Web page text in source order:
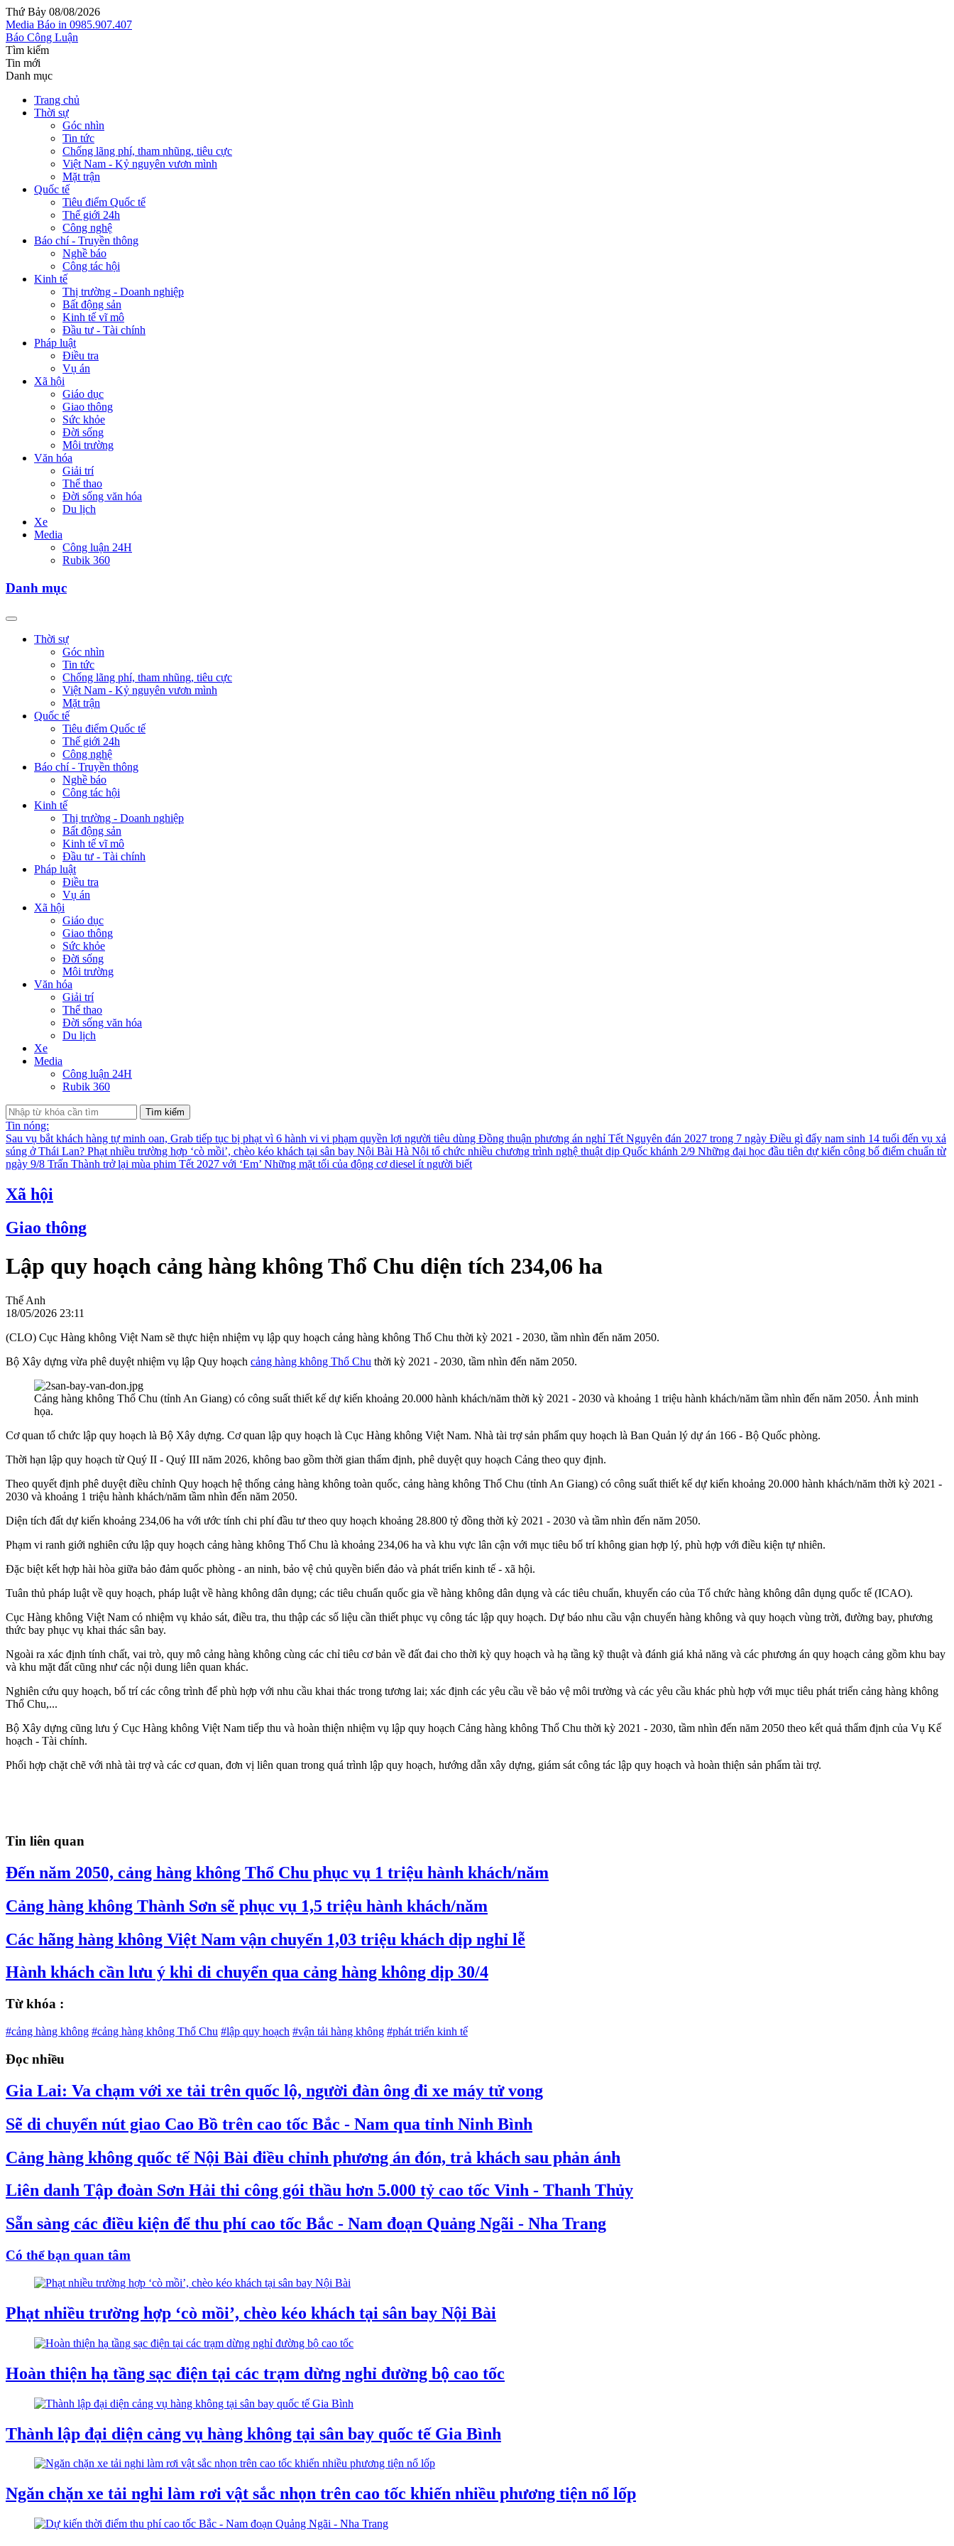
Thứ Bảy 08/08/2026
Media Báo in 0985.907.407
Báo Công Luận
Tìm kiếm
Tin mới
Danh mục
Trang chủ
Thời sự
Góc nhìn
Tin tức
Chống lãng phí, tham nhũng, tiêu cực
Việt Nam - Kỷ nguyên vươn mình
Mặt trận
Quốc tế
Tiêu điểm Quốc tế
Thế giới 24h
Công nghệ
Báo chí - Truyền thông
Nghề báo
Công tác hội
Kinh tế
Thị trường - Doanh nghiệp
Bất động sản
Kinh tế vĩ mô
Đầu tư - Tài chính
Pháp luật
Điều tra
Vụ án
Xã hội
Giáo dục
Giao thông
Sức khỏe
Đời sống
Môi trường
Văn hóa
Giải trí
Thể thao
Đời sống văn hóa
Du lịch
Xe
Media
Công luận 24H
Rubik 360
Danh mục
Thời sự
Góc nhìn
Tin tức
Chống lãng phí, tham nhũng, tiêu cực
Việt Nam - Kỷ nguyên vươn mình
Mặt trận
Quốc tế
Tiêu điểm Quốc tế
Thế giới 24h
Công nghệ
Báo chí - Truyền thông
Nghề báo
Công tác hội
Kinh tế
Thị trường - Doanh nghiệp
Bất động sản
Kinh tế vĩ mô
Đầu tư - Tài chính
Pháp luật
Điều tra
Vụ án
Xã hội
Giáo dục
Giao thông
Sức khỏe
Đời sống
Môi trường
Văn hóa
Giải trí
Thể thao
Đời sống văn hóa
Du lịch
Xe
Media
Công luận 24H
Rubik 360
Tìm kiếm
Tin nóng:
Sau vụ bắt khách hàng tự minh oan, Grab tiếp tục bị phạt vì 6 hành vi vi phạm quyền lợi người tiêu dùng Đồng thuận phương án nghỉ Tết Nguyên đán 2027 trong 7 ngày Điều gì đẩy nam sinh 14 tuổi đến vụ xả
súng ở Thái Lan? Phạt nhiều trường hợp ‘cò mồi’, chèo kéo khách tại sân bay Nội Bài Hà Nội tổ chức nhiều chương trình nghệ thuật dịp Quốc khánh 2/9 Những đại học đầu tiên dự kiến công bố điểm chuẩn từ
ngày 9/8 Trấn Thành trở lại mùa phim Tết 2027 với ‘Em’ Những mặt tối của động cơ diesel ít người biết
Xã hội
Giao thông
Lập quy hoạch cảng hàng không Thổ Chu diện tích 234,06 ha
Thế Anh
18/05/2026 23:11
(CLO) Cục Hàng không Việt Nam sẽ thực hiện nhiệm vụ lập quy hoạch cảng hàng không Thổ Chu thời kỳ 2021 - 2030, tầm nhìn đến năm 2050.
Bộ Xây dựng vừa phê duyệt nhiệm vụ lập Quy hoạch cảng hàng không Thổ Chu thời kỳ 2021 - 2030, tầm nhìn đến năm 2050.
Cảng hàng không Thổ Chu (tỉnh An Giang) có công suất thiết kế dự kiến khoảng 20.000 hành khách/năm thời kỳ 2021 - 2030 và khoảng 1 triệu hành khách/năm tầm nhìn đến năm 2050. Ảnh minh
họa.
Cơ quan tổ chức lập quy hoạch là Bộ Xây dựng. Cơ quan lập quy hoạch là Cục Hàng không Việt Nam. Nhà tài trợ sản phẩm quy hoạch là Ban Quản lý dự án 166 - Bộ Quốc phòng.
Thời hạn lập quy hoạch từ Quý II - Quý III năm 2026, không bao gồm thời gian thẩm định, phê duyệt quy hoạch Cảng theo quy định.
Theo quyết định phê duyệt điều chỉnh Quy hoạch hệ thống cảng hàng không toàn quốc, cảng hàng không Thổ Chu (tỉnh An Giang) có công suất thiết kế dự kiến khoảng 20.000 hành khách/năm thời kỳ 2021 -
2030 và khoảng 1 triệu hành khách/năm tầm nhìn đến năm 2050.
Diện tích đất dự kiến khoảng 234,06 ha với ước tính chi phí đầu tư theo quy hoạch khoảng 28.800 tỷ đồng thời kỳ 2021 - 2030 và tầm nhìn đến năm 2050.
Phạm vi ranh giới nghiên cứu lập quy hoạch cảng hàng không Thổ Chu là khoảng 234,06 ha và khu vực lân cận với mục tiêu bố trí không gian hợp lý, phù hợp với điều kiện tự nhiên.
Đặc biệt kết hợp hài hòa giữa bảo đảm quốc phòng - an ninh, bảo vệ chủ quyền biển đảo và phát triển kinh tế - xã hội.
Tuân thủ pháp luật về quy hoạch, pháp luật về hàng không dân dụng; các tiêu chuẩn quốc gia về hàng không dân dụng và các tiêu chuẩn, khuyến cáo của Tổ chức hàng không dân dụng quốc tế (ICAO).
Cục Hàng không Việt Nam có nhiệm vụ khảo sát, điều tra, thu thập các số liệu cần thiết phục vụ công tác lập quy hoạch. Dự báo nhu cầu vận chuyển hàng không và quy hoạch vùng trời, đường bay, phương
thức bay phục vụ khai thác sân bay.
Ngoài ra xác định tính chất, vai trò, quy mô cảng hàng không cùng các chỉ tiêu cơ bản về đất đai cho thời kỳ quy hoạch và hạ tầng kỹ thuật và đánh giá khả năng và các phương án quy hoạch cảng gồm khu bay
và khu mặt đất cũng như các nội dung liên quan khác.
Nghiên cứu quy hoạch, bố trí các công trình để phù hợp với nhu cầu khai thác trong tương lai; xác định các yêu cầu về bảo vệ môi trường và các yêu cầu khác phù hợp với mục tiêu phát triển cảng hàng không
Thổ Chu,...
Bộ Xây dựng cũng lưu ý Cục Hàng không Việt Nam tiếp thu và hoàn thiện nhiệm vụ lập quy hoạch Cảng hàng không Thổ Chu thời kỳ 2021 - 2030, tầm nhìn đến năm 2050 theo kết quả thẩm định của Vụ Kế
hoạch - Tài chính.
Phối hợp chặt chẽ với nhà tài trợ và các cơ quan, đơn vị liên quan trong quá trình lập quy hoạch, hướng dẫn xây dựng, giám sát công tác lập quy hoạch và hoàn thiện sản phẩm tài trợ.
Tin liên quan
Đến năm 2050, cảng hàng không Thổ Chu phục vụ 1 triệu hành khách/năm
Cảng hàng không Thành Sơn sẽ phục vụ 1,5 triệu hành khách/năm
Các hãng hàng không Việt Nam vận chuyển 1,03 triệu khách dịp nghỉ lễ
Hành khách cần lưu ý khi di chuyển qua cảng hàng không dịp 30/4
Từ khóa :
#cảng hàng không #cảng hàng không Thổ Chu #lập quy hoạch #vận tải hàng không #phát triển kinh tế
Đọc nhiều
Gia Lai: Va chạm với xe tải trên quốc lộ, người đàn ông đi xe máy tử vong
Sẽ di chuyển nút giao Cao Bồ trên cao tốc Bắc - Nam qua tỉnh Ninh Bình
Cảng hàng không quốc tế Nội Bài điều chỉnh phương án đón, trả khách sau phản ánh
Liên danh Tập đoàn Sơn Hải thi công gói thầu hơn 5.000 tỷ cao tốc Vinh - Thanh Thủy
Sẵn sàng các điều kiện để thu phí cao tốc Bắc - Nam đoạn Quảng Ngãi - Nha Trang
Có thể bạn quan tâm
Phạt nhiều trường hợp ‘cò mồi’, chèo kéo khách tại sân bay Nội Bài
Hoàn thiện hạ tầng sạc điện tại các trạm dừng nghỉ đường bộ cao tốc
Thành lập đại diện cảng vụ hàng không tại sân bay quốc tế Gia Bình
Ngăn chặn xe tải nghi làm rơi vật sắc nhọn trên cao tốc khiến nhiều phương tiện nổ lốp